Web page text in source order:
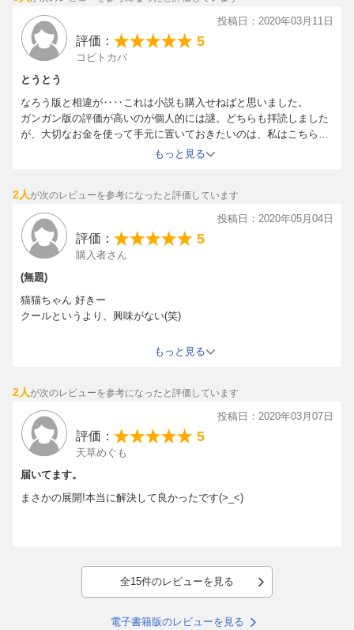
投稿日：2020年03月11日
評価： 5
コピトカバ
とうとう
なろう版と相違が‥‥これは小説も購入せねばと思いました。
ガンガン版の評価が高いのが個人的には謎。どちらも拝読しました
が、大切なお金を使って手元に置いておきたいのは、私はこちらの
もっと見る
2人が次のレビューを参考になったと評価しています
投稿日：2020年05月04日
評価： 5
購入者さん
(無題)
猫猫ちゃん 好きー
クールというより、興味がない(笑)
正に、原作を読んでますが、コミカライズだとコチラの方が好きで
す。
ネタバレになるので、詳しくは書きませんが、
これからもっと面白くなりますよ。
買って損無し！
もっと見る
2人が次のレビューを参考になったと評価しています
投稿日：2020年03月07日
評価： 5
天草めぐも
届いてます。
まさかの展開!本当に解決して良かったです(>_<)
全15件のレビューを見る
電子書籍版のレビューを見る